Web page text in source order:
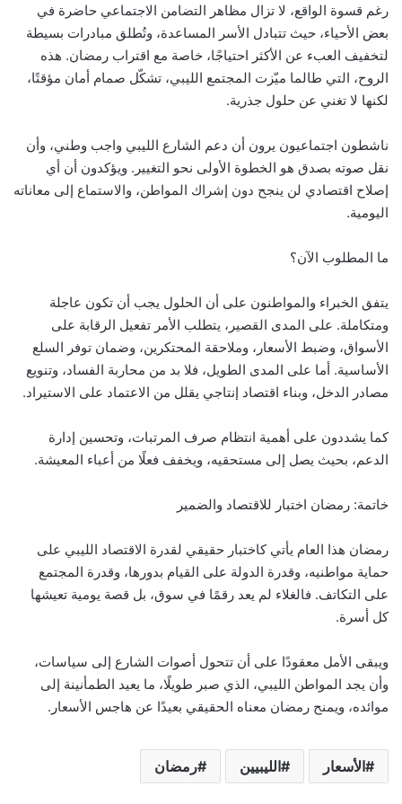
رغم قسوة الواقع، لا تزال مظاهر التضامن الاجتماعي حاضرة في
بعض الأحياء، حيث تتبادل الأسر المساعدة، وتُطلق مبادرات بسيطة
لتخفيف العبء عن الأكثر احتياجًا، خاصة مع اقتراب رمضان. هذه
الروح، التي طالما ميّزت المجتمع الليبي، تشكّل صمام أمان مؤقتًا،
لكنها لا تغني عن حلول جذرية.
ناشطون اجتماعيون يرون أن دعم الشارع الليبي واجب وطني، وأن
نقل صوته بصدق هو الخطوة الأولى نحو التغيير. ويؤكدون أن أي
إصلاح اقتصادي لن ينجح دون إشراك المواطن، والاستماع إلى معاناته
اليومية.
ما المطلوب الآن؟
يتفق الخبراء والمواطنون على أن الحلول يجب أن تكون عاجلة
ومتكاملة. على المدى القصير، يتطلب الأمر تفعيل الرقابة على
الأسواق، وضبط الأسعار، وملاحقة المحتكرين، وضمان توفر السلع
الأساسية. أما على المدى الطويل، فلا بد من محاربة الفساد، وتنويع
مصادر الدخل، وبناء اقتصاد إنتاجي يقلل من الاعتماد على الاستيراد.
كما يشددون على أهمية انتظام صرف المرتبات، وتحسين إدارة
الدعم، بحيث يصل إلى مستحقيه، ويخفف فعلًا من أعباء المعيشة.
خاتمة: رمضان اختبار للاقتصاد والضمير
رمضان هذا العام يأتي كاختبار حقيقي لقدرة الاقتصاد الليبي على
حماية مواطنيه، وقدرة الدولة على القيام بدورها، وقدرة المجتمع
على التكاتف. فالغلاء لم يعد رقمًا في سوق، بل قصة يومية تعيشها
كل أسرة.
ويبقى الأمل معقودًا على أن تتحول أصوات الشارع إلى سياسات،
وأن يجد المواطن الليبي، الذي صبر طويلًا، ما يعيد الطمأنينة إلى
موائده، ويمنح رمضان معناه الحقيقي بعيدًا عن هاجس الأسعار.
الأسعار الليبيين رمضان